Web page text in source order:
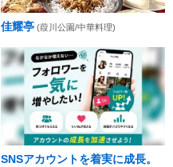
佳耀亭 (葭川公園/中華料理)
SNSアカウントを着実に成長。